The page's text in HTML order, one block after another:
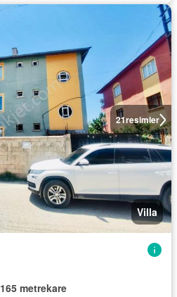
21resimler
Villa
165 metrekare